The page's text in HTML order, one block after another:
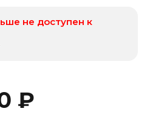
не доступен к
₽